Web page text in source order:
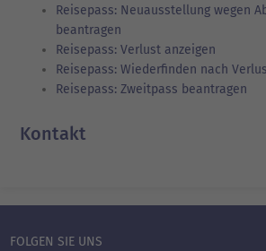
Reisepass: Neuausstellung wegen
beantragen
Reisepass: Verlust anzeigen
Reisepass: Wiederfinden nach
Reisepass: Zweitpass beantragen
Kontakt
FOLGEN SIE UNS